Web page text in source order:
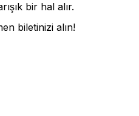
bir hal alır.
biletinizi alın!